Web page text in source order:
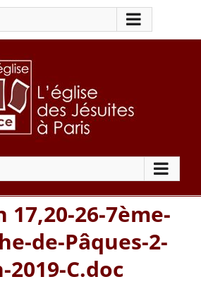
17,20-26-7ème-
de-Pâques-2-
2019-C.doc